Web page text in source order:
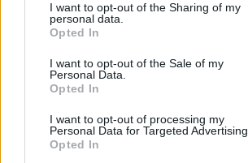
I want to opt-out of the Sharing of my
personal data.
Opted In
I want to opt-out of the Sale of my
Personal Data.
Opted In
I want to opt-out of processing my
Personal Data for Targeted Advertising.
Opted In